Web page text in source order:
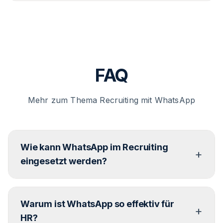
FAQ
Mehr zum Thema Recruiting mit WhatsApp
Wie kann WhatsApp im Recruiting
eingesetzt werden?
+
Stellenvorschläge bis zur Interviewkoordination.
Vieles lässt sich automatisieren.
Warum ist WhatsApp so effektiv für
HR?
+